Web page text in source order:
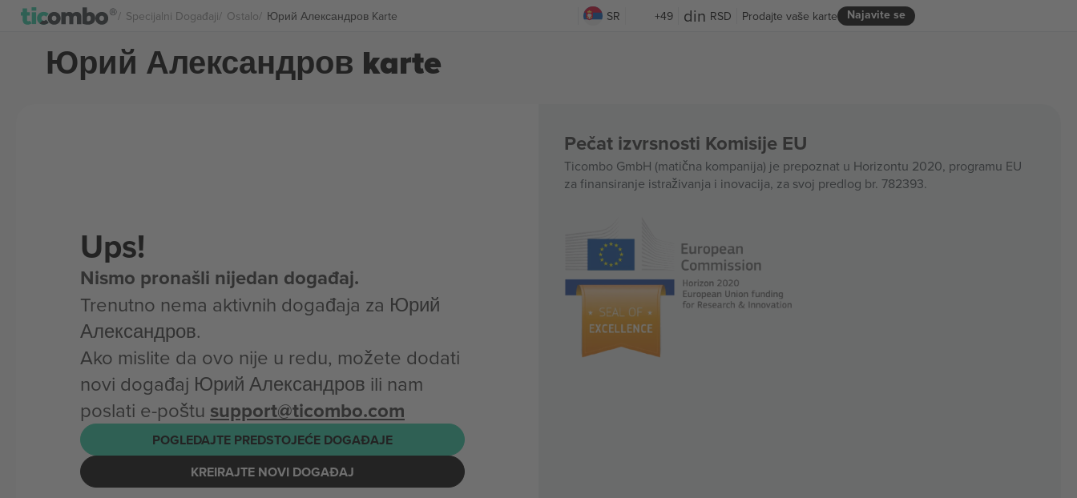
Specijalni Događaji Ostalo Юрий Александров Karte SR +49 RSD Najavite se
Prodajte vaše karte
Юрий Александров karte
Ups!
Nismo pronašli nijedan događaj.
Trenutno nema aktivnih događaja za Юрий
Александров.
Ako mislite da ovo nije u redu, možete dodati
novi događaj Юрий Александров ili nam
poslati e-poštu support@ticombo.com
POGLEDAJTE PREDSTOJEĆE DOGAĐAJE
KREIRAJTE NOVI DOGAĐAJ
Pečat izvrsnosti Komisije EU
Ticombo GmbH (matična kompanija) je prepoznat u Horizontu 2020, programu EU
za finansiranje istraživanja i inovacija, za svoj predlog br. 782393.